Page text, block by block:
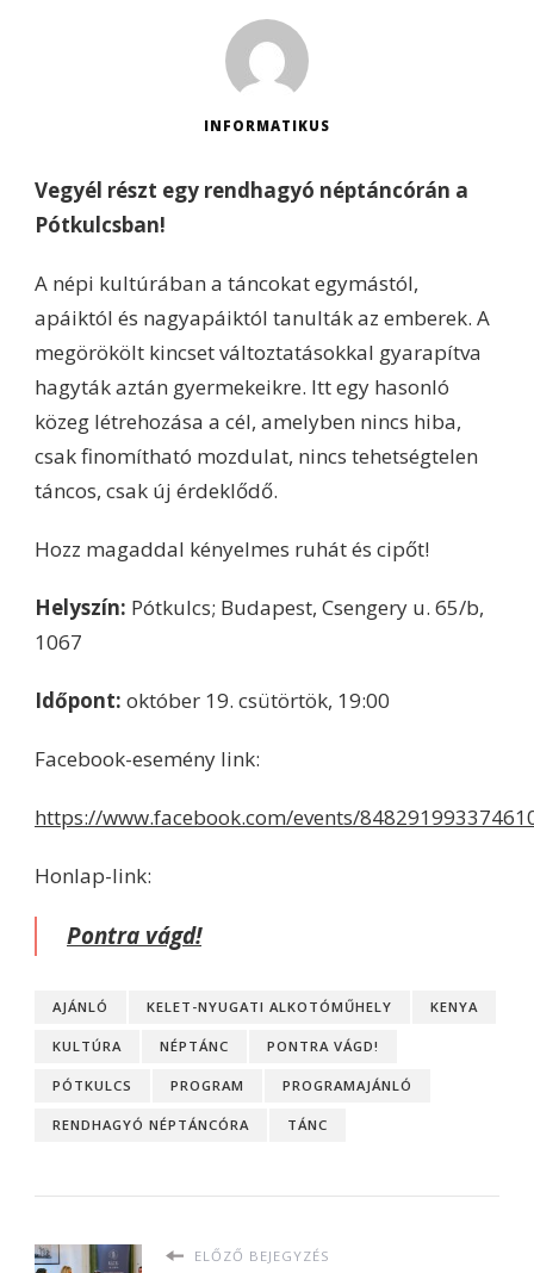
INFORMATIKUS
Vegyél részt egy rendhagyó néptáncórán a
Pótkulcsban!
A népi kultúrában a táncokat egymástól,
apáiktól és nagyapáiktól tanulták az emberek. A
megörökölt kincset változtatásokkal gyarapítva
hagyták aztán gyermekeikre. Itt egy hasonló
közeg létrehozása a cél, amelyben nincs hiba,
csak finomítható mozdulat, nincs tehetségtelen
táncos, csak új érdeklődő.
Hozz magaddal kényelmes ruhát és cipőt!
Helyszín: Pótkulcs; Budapest, Csengery u. 65/b,
1067
Időpont: október 19. csütörtök, 19:00
Facebook-esemény link:
https://www.facebook.com/events/
Honlap-link:
Pontra vágd!
AJÁNLÓ KELET-NYUGATI ALKOTÓMŰHELY KENYA
KULTÚRA NÉPTÁNC PONTRA VÁGD!
PÓTKULCS PROGRAM PROGRAMAJÁNLÓ
RENDHAGYÓ NÉPTÁNCÓRA TÁNC
ELŐZŐ BEJEGYZÉS